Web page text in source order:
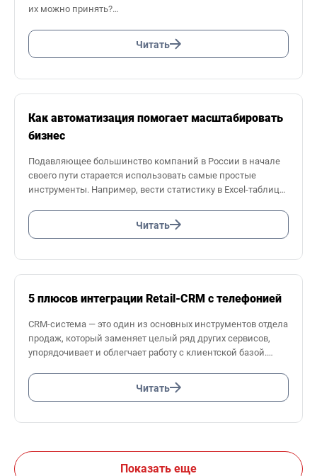
их можно принять?
Читать
Как автоматизация помогает масштабировать
бизнес
Подавляющее большинство компаний в России в начале
своего пути старается использовать самые простые
инструменты. Например, вести статистику в Excel-таблицах
с клиентами.
Читать
5 плюсов интеграции Retail-CRM с телефонией
CRM-система — это один из основных инструментов отдела
продаж, который заменяет целый ряд других сервисов,
упорядочивает и облегчает работу с клиентской базой.
Интеграция CRM с другими программами позволяет
автоматизировать сбор и обработку необходимых данных,
им сосредоточиться на их основной задаче — повышении
В этой статье мы расскажем, как интеграция Retail-CRM
Читать
Показать еще